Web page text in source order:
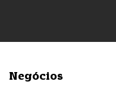
Negócios